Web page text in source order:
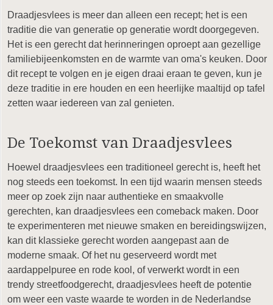
Draadjesvlees is meer dan alleen een recept; het is een
traditie die van generatie op generatie wordt doorgegeven.
Het is een gerecht dat herinneringen oproept aan gezellige
familiebijeenkomsten en de warmte van oma's keuken. Door
dit recept te volgen en je eigen draai eraan te geven, kun je
deze traditie in ere houden en een heerlijke maaltijd op tafel
zetten waar iedereen van zal genieten.
De Toekomst van Draadjesvlees
Hoewel draadjesvlees een traditioneel gerecht is, heeft het
nog steeds een toekomst. In een tijd waarin mensen steeds
meer op zoek zijn naar authentieke en smaakvolle
gerechten, kan draadjesvlees een comeback maken. Door
te experimenteren met nieuwe smaken en bereidingswijzen,
kan dit klassieke gerecht worden aangepast aan de
moderne smaak. Of het nu geserveerd wordt met
aardappelpuree en rode kool, of verwerkt wordt in een
trendy streetfoodgerecht, draadjesvlees heeft de potentie
om weer een vaste waarde te worden in de Nederlandse